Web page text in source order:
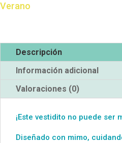
Verano
Descripción
Información adicional
Valoraciones (0)
¡Este vestidito no puede ser
Diseñado con mimo,